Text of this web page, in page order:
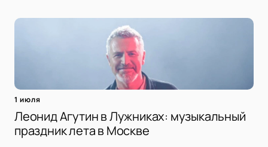
1 июля
Леонид Агутин в Лужниках: музыкальный
праздник лета в Москве